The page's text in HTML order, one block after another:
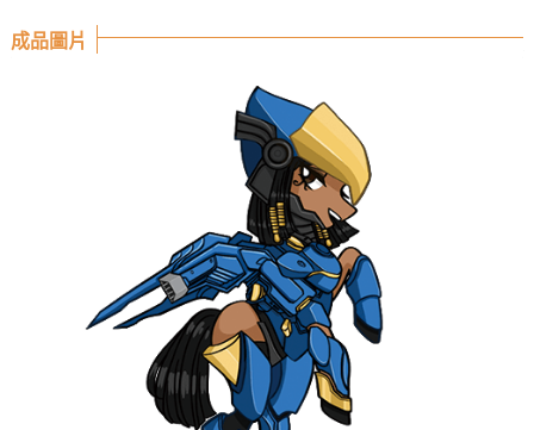
成品圖片